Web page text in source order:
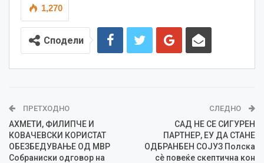
1,270
Сподели
ПРЕТХОДНО
АХМЕТИ, ФИЛИПЧЕ И
КОВАЧЕВСКИ КОРИСТАТ
ОБЕЗБЕДУВАЊЕ ОД МВР
Собраниски одговор на
СЛЕДНО
САД НЕ СЕ СИГУРЕН
ПАРТНЕР, ЕУ ДА СТАНЕ
ОДБРАНБЕН СОЈУЗ Полска
сѐ повеќе скептична кон